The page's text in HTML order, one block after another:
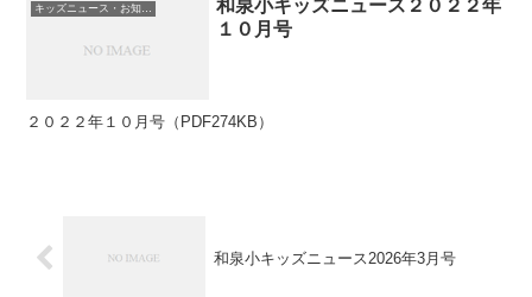
キッズニュース・お知らせ
和泉小キッズニュース２０２２年
１０月号
２０２２年１０月号（PDF274KB）
和泉小キッズニュース2026年3月号